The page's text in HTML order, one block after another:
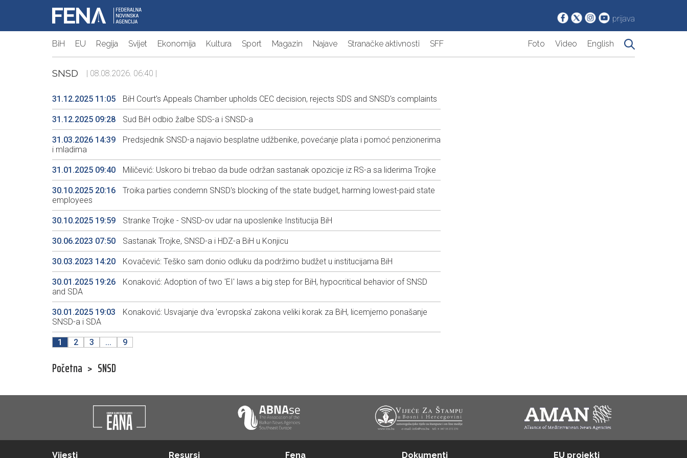
prijava
BiH EU Regija Svijet Ekonomija Kultura Sport Magazin Najave Stranačke aktivnosti SFF Foto Video English
SNSD | 08.08.2026. 06:40 |
31.12.2025 11:05 BiH Court's Appeals Chamber upholds CEC decision, rejects SDS and SNSD's complaints
31.12.2025 09:28 Sud BiH odbio žalbe SDS-a i SNSD-a
31.03.2026 14:39
Predsjednik SNSD-a najavio besplatne udžbenike, povećanje plata i pomoć penzionerima
i mladima
31.01.2025 09:40 Miličević: Uskoro bi trebao da bude održan sastanak opozicije iz RS-a sa liderima Trojke
30.10.2025 20:16
Troika parties condemn SNSD's blocking of the state budget, harming lowest-paid state
employees
30.10.2025 19:59 Stranke Trojke - SNSD-ov udar na uposlenike Institucija BiH
30.06.2023 07:50 Sastanak Trojke, SNSD-a i HDZ-a BiH u Konjicu
30.03.2023 14:20 Kovačević: Teško sam donio odluku da podržimo budžet u institucijama BiH
30.01.2025 19:26
Konaković: Adoption of two 'EI' laws a big step for BiH, hypocritical behavior of SNSD
and SDA
30.01.2025 19:03
Konaković: Usvajanje dva 'evropska' zakona veliki korak za BiH, licemjerno ponašanje
SNSD-a i SDA
1 2 3 ... 9
Početna > SNSD
Vijesti Resursi Fena Dokumenti EU projekti